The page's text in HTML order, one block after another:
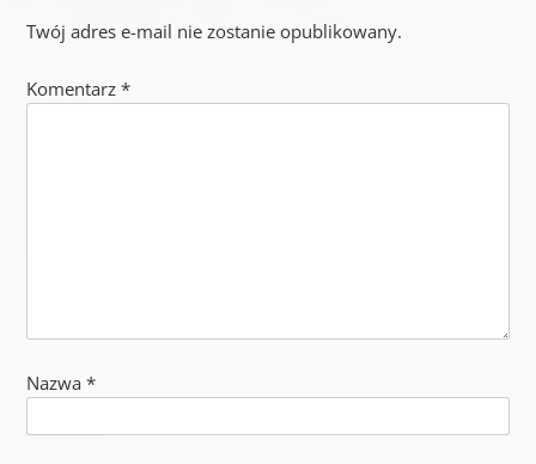
Twój adres e-mail nie zostanie opublikowany.
Komentarz *
Nazwa *